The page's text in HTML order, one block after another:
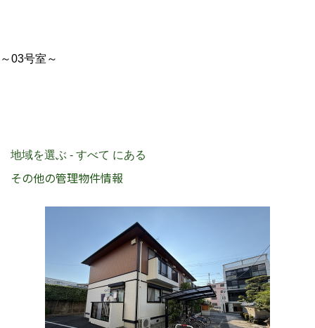
～03号室～
地域を選ぶ - すべて にある
その他の管理物件情報